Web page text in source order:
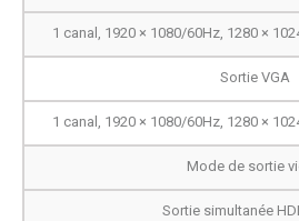
1 canal, 1920 × 1080/60Hz, 1280 ×
Sortie VGA
1 canal, 1920 × 1080/60Hz, 1280 ×
Mode de sortie
Sortie simultanée